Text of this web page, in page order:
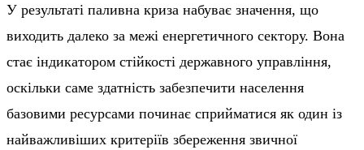
У результаті паливна криза набуває значення, що
виходить далеко за межі енергетичного сектору. Вона
стає індикатором стійкості державного управління,
оскільки саме здатність забезпечити населення
базовими ресурсами починає сприйматися як один із
найважливіших критеріїв збереження звичної